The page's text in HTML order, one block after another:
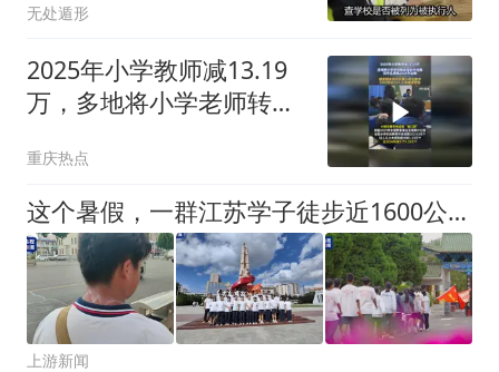
无处遁形
2025年小学教师减13.19
万，多地将小学老师转岗
重庆热点
这个暑假，一群江苏学子徒步近1600公里开展红色研学
上游新闻